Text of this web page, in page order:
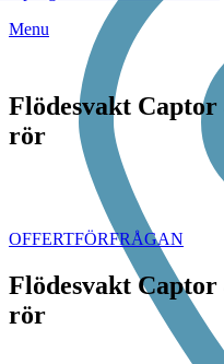
Menu
Flödesvakt
rör
Click to enlarge
OFFERTFÖRFRÅGAN
Flödesvakt
rör